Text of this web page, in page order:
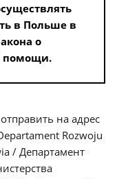
в Польше в
о
помощи.
на адрес
Rozwoju
/ Департамент